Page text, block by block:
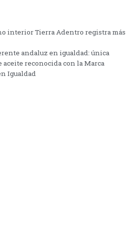
interior Tierra Adentro registra más
andaluz en igualdad: única
reconocida con la Marca
Igualdad